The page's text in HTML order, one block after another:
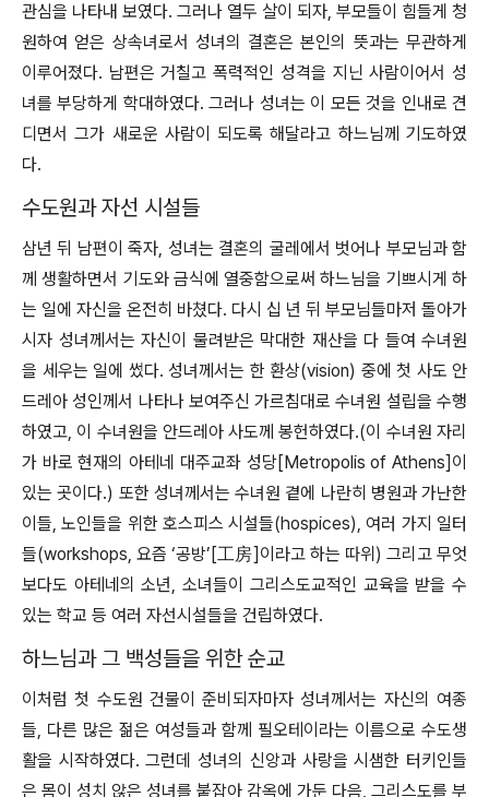
관심을 나타내 보였다. 그러나 열두 살이 되자, 부모들이 힘들게 청
원하여 얻은 상속녀로서 성녀의 결혼은 본인의 뜻과는 무관하게
이루어졌다. 남편은 거칠고 폭력적인 성격을 지닌 사람이어서 성
녀를 부당하게 학대하였다. 그러나 성녀는 이 모든 것을 인내로 견
디면서 그가 새로운 사람이 되도록 해달라고 하느님께 기도하였
다.
수도원과 자선 시설들
삼년 뒤 남편이 죽자, 성녀는 결혼의 굴레에서 벗어나 부모님과 함
께 생활하면서 기도와 금식에 열중함으로써 하느님을 기쁘시게 하
는 일에 자신을 온전히 바쳤다. 다시 십 년 뒤 부모님들마저 돌아가
시자 성녀께서는 자신이 물려받은 막대한 재산을 다 들여 수녀원
을 세우는 일에 썼다. 성녀께서는 한 환상(vision) 중에 첫 사도 안
드레아 성인께서 나타나 보여주신 가르침대로 수녀원 설립을 수행
하였고, 이 수녀원을 안드레아 사도께 봉헌하였다.(이 수녀원 자리
가 바로 현재의 아테네 대주교좌 성당[Metropolis of Athens]이
있는 곳이다.) 또한 성녀께서는 수녀원 곁에 나란히 병원과 가난한
이들, 노인들을 위한 호스피스 시설들(hospices), 여러 가지 일터
들(workshops, 요즘 ‘공방’[工房]이라고 하는 따위) 그리고 무엇
보다도 아테네의 소년, 소녀들이 그리스도교적인 교육을 받을 수
있는 학교 등 여러 자선시설들을 건립하였다.
하느님과 그 백성들을 위한 순교
이처럼 첫 수도원 건물이 준비되자마자 성녀께서는 자신의 여종
들, 다른 많은 젊은 여성들과 함께 필오테이라는 이름으로 수도생
활을 시작하였다. 그런데 성녀의 신앙과 사랑을 시샘한 터키인들
은 몸이 성치 않은 성녀를 붙잡아 감옥에 가둔 다음, 그리스도를 부